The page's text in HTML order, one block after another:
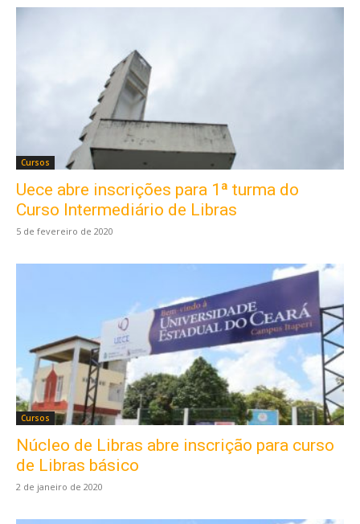
Cursos
Uece abre inscrições para 1ª turma do
Curso Intermediário de Libras
5 de fevereiro de 2020
Cursos
Núcleo de Libras abre inscrição para curso
de Libras básico
2 de janeiro de 2020